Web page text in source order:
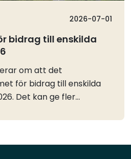
2026-07-01
bidrag till enskilda
om att det
för bidrag till enskilda
Det kan ge fler
bland annat i områden